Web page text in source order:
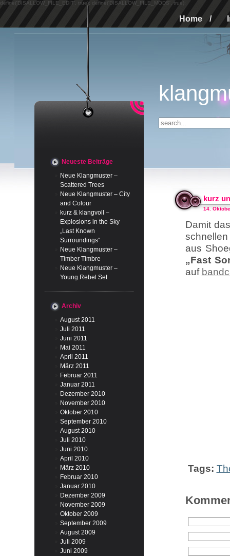
define('DISALLOW_FILE_EDIT', true); define('DISALLOW_FILE_MODS', true);
Home /
Neueste Beiträge
Neue Klangmuster –
Scattered Trees
Neue Klangmuster – City
and Colour
kurz & klangvoll –
Explosions in the Sky
„Last Known
Surroundings“
Neue Klangmuster –
Timber Timbre
Neue Klangmuster –
Young Rebel Set
Archiv
August 2011
Juli 2011
Juni 2011
Mai 2011
April 2011
März 2011
Februar 2011
Januar 2011
Dezember 2010
November 2010
Oktober 2010
September 2010
August 2010
Juli 2010
Juni 2010
April 2010
März 2010
Februar 2010
Januar 2010
Dezember 2009
November 2009
Oktober 2009
September 2009
August 2009
Juli 2009
Juni 2009
kurz
14.
Damit
aus
„Fast
auf
Tags: